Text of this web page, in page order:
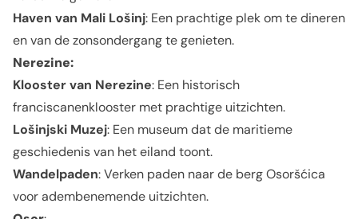
Haven van Mali Lošinj: Een prachtige plek om te dineren
en van de zonsondergang te genieten.
Nerezine:
Klooster van Nerezine: Een historisch
franciscanenklooster met prachtige uitzichten.
Lošinjski Muzej: Een museum dat de maritieme
geschiedenis van het eiland toont.
Wandelpaden: Verken paden naar de berg Osoršćica
voor adembenemende uitzichten.